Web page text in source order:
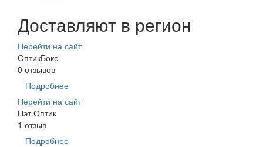
Доставляют в регион
Перейти на сайт
ОптикБокс
0 отзывов
Подробнее
Перейти на сайт
Нэт.Оптик
1 отзыв
Подробнее